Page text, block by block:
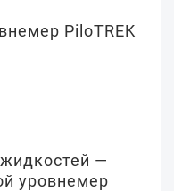
PiloTREK
—
уровнемер